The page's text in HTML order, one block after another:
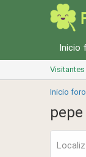
Inicio
Inicio foro
pepe